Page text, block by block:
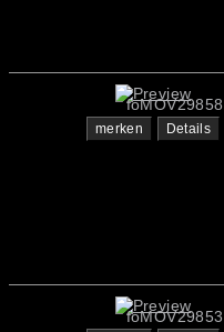
foMOV29858
merken Details
foMOV29853